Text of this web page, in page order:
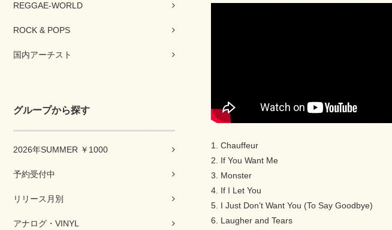
REGGAE-WORLD
ROCK & POPS
国内アーチスト
グループから探す
2026年SUMMER ￥1000
予約受付中
リリース月別
アナログ・VINYL
1. Chauffeur
2. If You Want Me
3. Monster
4. If I Let You
5. I Just Don’t Want You (To Say Goodbye)
6. Laugher and Tears